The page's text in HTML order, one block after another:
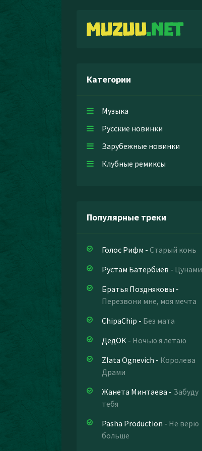
Категории
Музыка
Русские новинки
Зарубежные новинки
Клубные ремиксы
Популярные треки
Голос Рифм - Старый конь
Рустам Батербиев - Цунами
Братья Поздняковы -
Перезвони мне, моя мечта
ChipaChip - Без мата
ДедОК - Ночью я летаю
Zlata Ognevich - Королева
Драми
Жанета Минтаева - Забуду
тебя
Pasha Production - Не верю
больше